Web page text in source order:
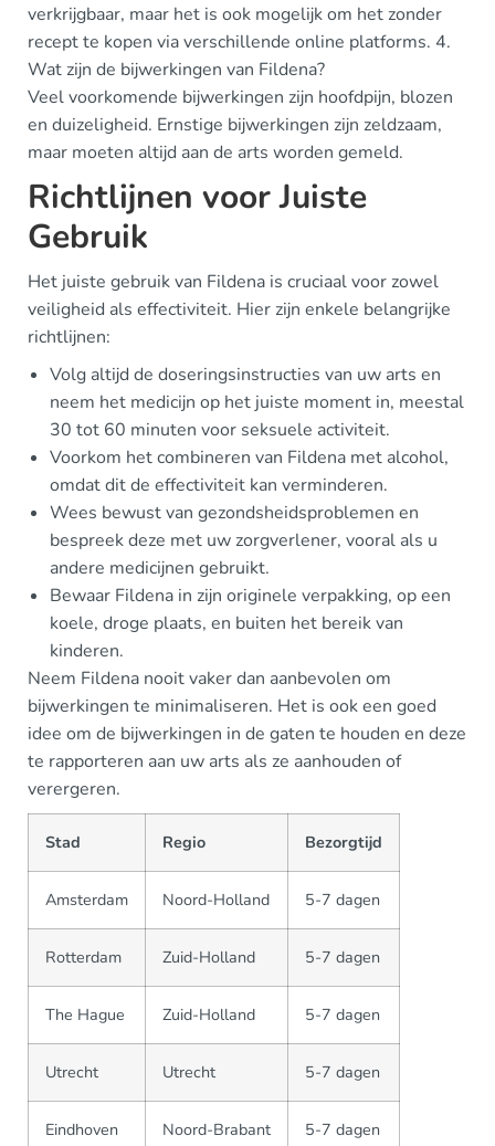
verkrijgbaar, maar het is ook mogelijk om het zonder
recept te kopen via verschillende online platforms. 4.
Wat zijn de bijwerkingen van Fildena?
Veel voorkomende bijwerkingen zijn hoofdpijn, blozen
en duizeligheid. Ernstige bijwerkingen zijn zeldzaam,
maar moeten altijd aan de arts worden gemeld.
Richtlijnen voor Juiste
Gebruik
Het juiste gebruik van Fildena is cruciaal voor zowel
veiligheid als effectiviteit. Hier zijn enkele belangrijke
richtlijnen:
Volg altijd de doseringsinstructies van uw arts en
neem het medicijn op het juiste moment in, meestal
30 tot 60 minuten voor seksuele activiteit.
Voorkom het combineren van Fildena met alcohol,
omdat dit de effectiviteit kan verminderen.
Wees bewust van gezondsheidsproblemen en
bespreek deze met uw zorgverlener, vooral als u
andere medicijnen gebruikt.
Bewaar Fildena in zijn originele verpakking, op een
koele, droge plaats, en buiten het bereik van
kinderen.
Neem Fildena nooit vaker dan aanbevolen om
bijwerkingen te minimaliseren. Het is ook een goed
idee om de bijwerkingen in de gaten te houden en deze
te rapporteren aan uw arts als ze aanhouden of
verergeren.
Stad Regio Bezorgtijd
Amsterdam Noord-Holland 5-7 dagen
Rotterdam Zuid-Holland 5-7 dagen
The Hague Zuid-Holland 5-7 dagen
Utrecht Utrecht 5-7 dagen
Eindhoven Noord-Brabant 5-7 dagen